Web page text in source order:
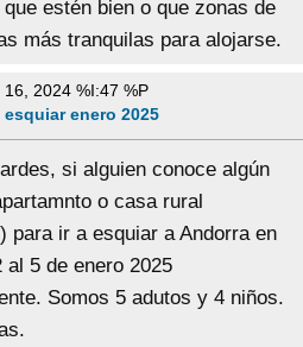
estén bien o que zonas de
más tranquilas para alojarse.
16, 2024 %I:47 %P
enero 2025
si alguien conoce algún
o casa rural
para ir a esquiar a Andorra en
al 5 de enero 2025
Somos 5 adutos y 4 niños.